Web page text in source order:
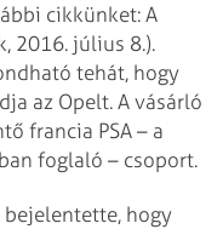
cikkünket: A
2016. július 8.).
tehát, hogy
az Opelt. A vásárló
francia PSA – a
foglaló – csoport.
hogy